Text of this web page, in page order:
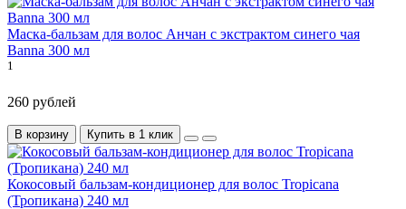
Маска-бальзам для волос Анчан с экстрактом синего чая
Banna 300 мл
1
260 рублей
В корзину Купить в 1 клик
Кокосовый бальзам-кондиционер для волос Tropicana
(Тропикана) 240 мл